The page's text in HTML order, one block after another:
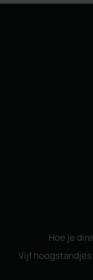
Hoe je
Vijf